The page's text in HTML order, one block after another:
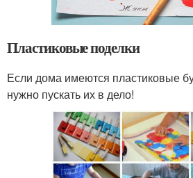
Пластиковые поделки
Если дома имеются пластиковые
нужно пускать их в дело!